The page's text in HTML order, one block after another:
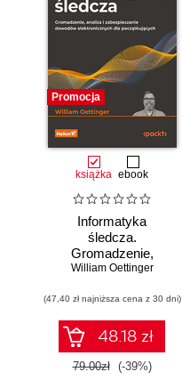
Promocja
książka ebook
Informatyka
śledcza.
Gromadzenie,
analiza i
dowodów
elektronicznych dla
początkujących.
Wydanie II
William Oettinger
(47,40 zł najniższa cena z 30 dni)
48.18 zł
79.00zł (-39%)